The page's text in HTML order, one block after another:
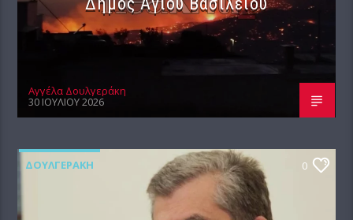
Αγγέλα Δουλγεράκη
30 ΙΟΥΛΊΟΥ 2026
ΔΟΥΛΓΕΡΆΚΗ 0